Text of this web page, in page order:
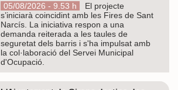
05/08/2026 - 9.53 h
El projecte
s’iniciarà coincidint amb les Fires de Sant
Narcís. La iniciativa respon a una
demanda reiterada a les taules de
seguretat dels barris i s'ha impulsat amb
la col·laboració del Servei Municipal
d'Ocupació.